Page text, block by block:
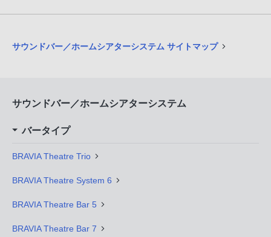
サウンドバー／ホームシアターシステム サイトマップ
サウンドバー／ホームシアターシステム
バータイプ
BRAVIA Theatre Trio
BRAVIA Theatre System 6
BRAVIA Theatre Bar 5
BRAVIA Theatre Bar 7